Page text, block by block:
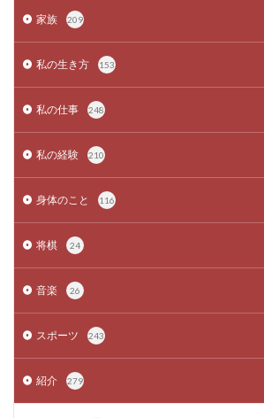
家族 209
私の生き方 153
私の仕事 248
私の経験 210
身体のこと 116
将棋 24
音楽 26
スポーツ 243
紹介 279